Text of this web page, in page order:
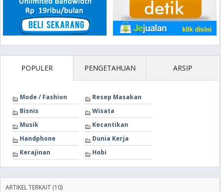
POPULER PENGETAHUAN ARSIP
Mode / Fashion
Resep Masakan
Bisnis
Wisata
Musik
Kecantikan
Handphone
Dunia Kerja
Kerajinan
Hobi
ARTIKEL TERKAIT (10)